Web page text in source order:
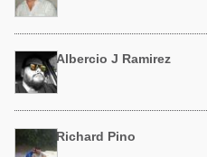
Albercio J Ramirez
Richard Pino